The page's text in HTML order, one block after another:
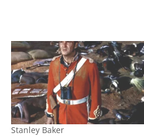
Stanley Baker